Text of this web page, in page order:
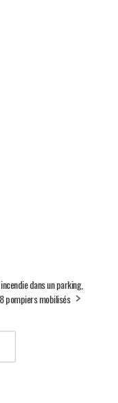
incendie dans un parking,
pompiers mobilisés